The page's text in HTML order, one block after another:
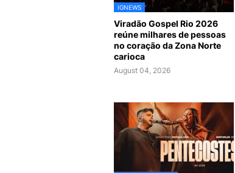
IGNEWS
Viradão Gospel Rio 2026
reúne milhares de pessoas
no coração da Zona Norte
carioca
August 04, 2026